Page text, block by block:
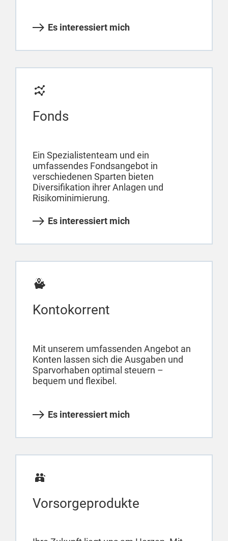
Es interessiert mich
Fonds
Ein Spezialistenteam und ein
umfassendes Fondsangebot in
verschiedenen Sparten bieten
Diversifikation ihrer Anlagen und
Risikominimierung.
Es interessiert mich
Kontokorrent
Mit unserem umfassenden Angebot an
Konten lassen sich die Ausgaben und
Sparvorhaben optimal steuern –
bequem und flexibel.
Es interessiert mich
Vorsorgeprodukte